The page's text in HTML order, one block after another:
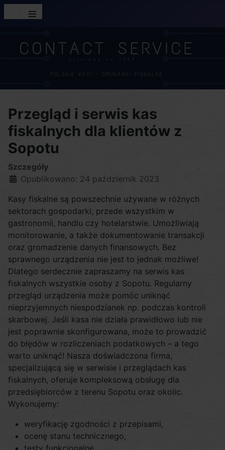
≡
Przegląd i serwis kas
fiskalnych dla klientów z
Sopotu
Szczegóły
Opublikowano: 24 październik 2023
Kasy fiskalne są powszechnie używane w różnych
sektorach gospodarki, przede wszystkim w
gastronomii, handlu czy hotelarstwie. Umożliwiają
monitorowanie, a także dokumentowanie transakcji
oraz gromadzenie danych finansowych. Bez
sprawnego urządzenia nie jest to jednak możliwe!
Dlatego serdecznie zapraszamy na serwis kas
fiskalnych wszystkie osoby z Sopotu. Regularny
przegląd urządzenia może pomóc uniknąć
nieprzyjemnych niespodzianek np. podczas kontroli
skarbowej. Jeśli kasa nie działa prawidłowo lub nie
jest poprawnie skonfigurowana, może to prowadzić
do błędów w rozliczeniach podatkowych – a tego
warto uniknąć! Nasza doświadczona firma,
specjalizującą się w serwisie i przeglądach kas
fiskalnych, oferuje kompleksową obsługę dla
przedsiębiorców z terenu Sopotu oraz okolic.
Wykonujemy:
weryfikację zgodności z przepisami,
ocenę stanu technicznego,